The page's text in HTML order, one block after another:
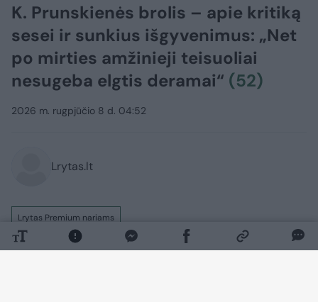
K. Prunskienės brolis – apie kritiką
sesei ir sunkius išgyvenimus: „Net
po mirties amžinieji teisuoliai
nesugeba elgtis deramai“ (52)
2026 m. rugpjūčio 8 d. 04:52
Lrytas.lt
Lrytas Premium nariams
„Ir tas, kas simpatizavo poniai Kazimirai, ir